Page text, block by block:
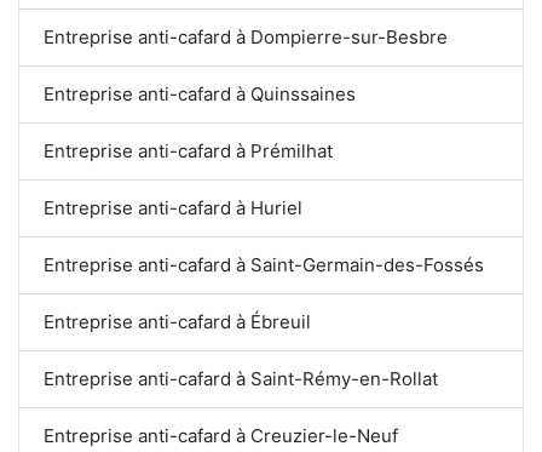
Entreprise anti-cafard à Dompierre-sur-Besbre
Entreprise anti-cafard à Quinssaines
Entreprise anti-cafard à Prémilhat
Entreprise anti-cafard à Huriel
Entreprise anti-cafard à Saint-Germain-des-Fossés
Entreprise anti-cafard à Ébreuil
Entreprise anti-cafard à Saint-Rémy-en-Rollat
Entreprise anti-cafard à Creuzier-le-Neuf